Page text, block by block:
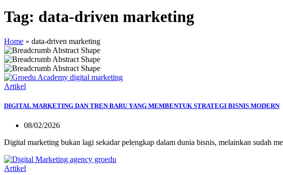
Tag: data-driven marketing
Home » data-driven marketing
Artikel
DIGITAL MARKETING DAN TREN BARU YANG MEMBENTUK STRATEGI BISNIS MODERN
08/02/2026
Digital marketing bukan lagi sekadar pelengkap dalam dunia bisnis, melainkan sudah
Artikel